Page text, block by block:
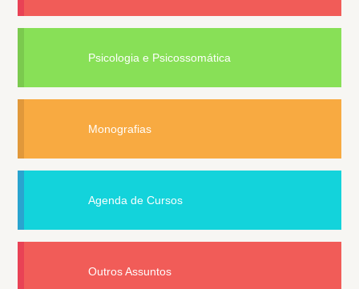
Psicologia e Psicossomática
Monografias
Agenda de Cursos
Outros Assuntos